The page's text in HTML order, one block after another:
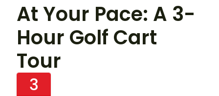
At Your Pace: A 3-
Hour Golf Cart
Tour
3